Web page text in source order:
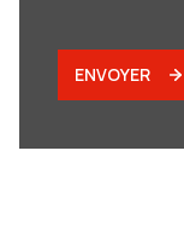
ENVOYER